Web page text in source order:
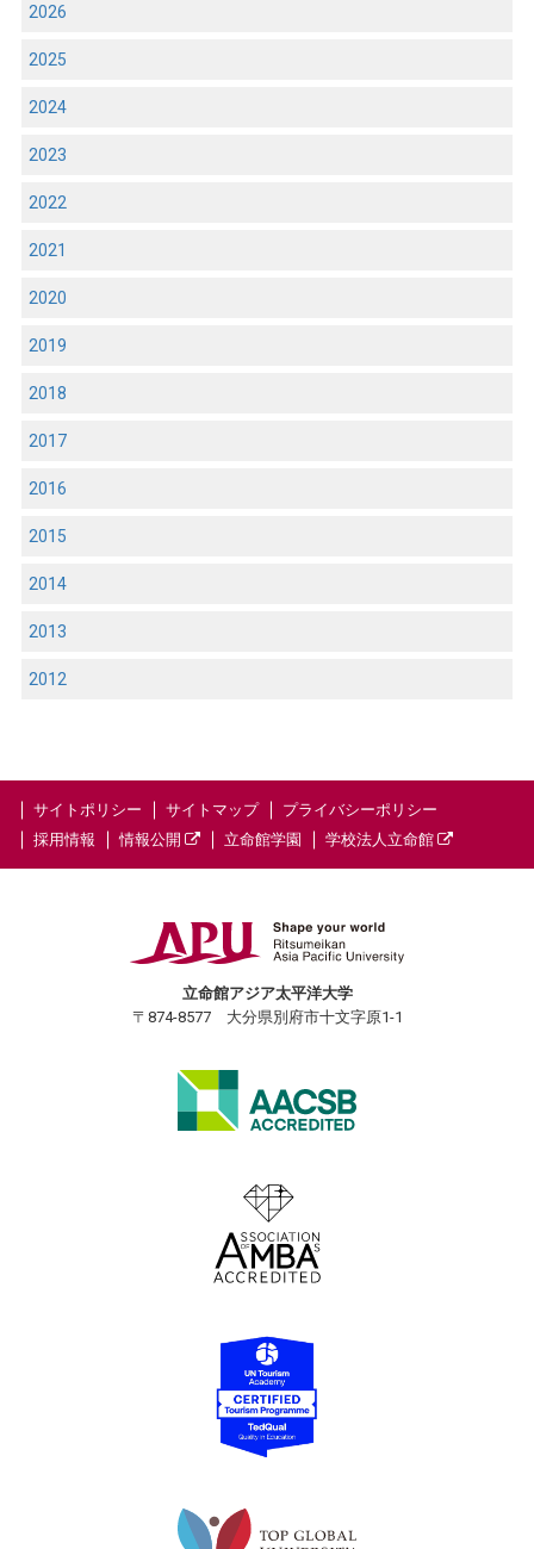
2026
2025
2024
2023
2022
2021
2020
2019
2018
2017
2016
2015
2014
2013
2012
サイトポリシー サイトマップ
プライバシーポリシー
採用情報
情報公開 立命館学園 学校法人立命館
立命館アジア太平洋大学
〒874-8577 大分県別府市十文字原1-1